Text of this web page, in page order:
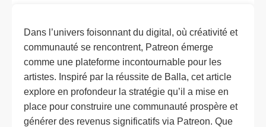
Dans l’univers foisonnant du digital, où créativité et
communauté se rencontrent, Patreon émerge
comme une plateforme incontournable pour les
artistes. Inspiré par la réussite de Balla, cet article
explore en profondeur la stratégie qu’il a mise en
place pour construire une communauté prospère et
générer des revenus significatifs via Patreon. Que